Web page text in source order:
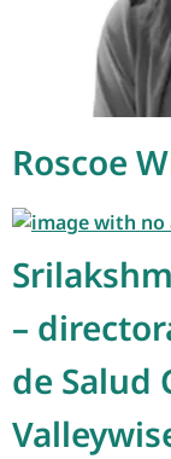
Roscoe
–
de Salud